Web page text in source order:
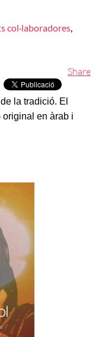
col·laboradores,
Share
la tradició. El
en àrab i